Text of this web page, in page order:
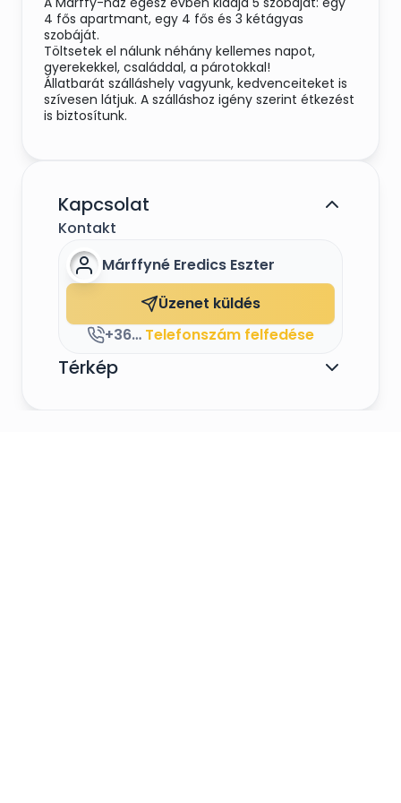
4 fős apartmant, egy 4 fős és 3 kétágyas
szobáját.
Töltsetek el nálunk néhány kellemes napot,
gyerekekkel, családdal, a párotokkal!
Állatbarát szálláshely vagyunk, kedvenceiteket is
szívesen látjuk. A szálláshoz igény szerint étkezést
is biztosítunk.
Kapcsolat
Kontakt
Márffyné Eredics Eszter
Üzenet küldés
+36-20-293-6565 Telefonszám felfedése
Térkép